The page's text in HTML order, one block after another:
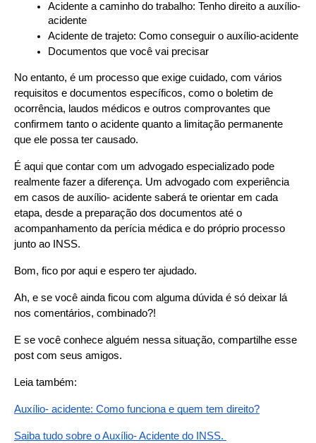
Acidente a caminho do trabalho: Tenho direito a auxílio-
acidente
Acidente de trajeto: Como conseguir o auxílio-acidente
Documentos que você vai precisar
No entanto, é um processo que exige cuidado, com vários
requisitos e documentos específicos, como o boletim de
ocorrência, laudos médicos e outros comprovantes que
confirmem tanto o acidente quanto a limitação permanente
que ele possa ter causado.
É aqui que contar com um advogado especializado pode
realmente fazer a diferença. Um advogado com experiência
em casos de auxílio- acidente saberá te orientar em cada
etapa, desde a preparação dos documentos até o
acompanhamento da perícia médica e do próprio processo
junto ao INSS.
Bom, fico por aqui e espero ter ajudado.
Ah, e se você ainda ficou com alguma dúvida é só deixar lá
nos comentários, combinado?!
E se você conhece alguém nessa situação, compartilhe esse
post com seus amigos.
Leia também:
Auxílio- acidente: Como funciona e quem tem direito?
Saiba tudo sobre o Auxílio- Acidente do INSS.